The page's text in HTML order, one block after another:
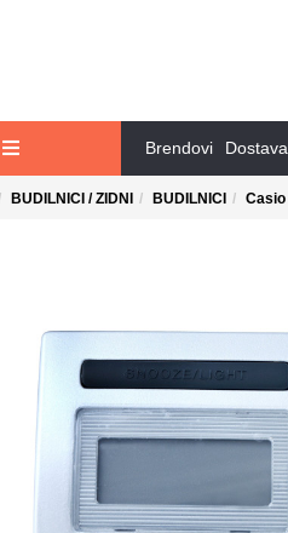
Brendovi Dostava
BUDILNICI / ZIDNI BUDILNICI Casio